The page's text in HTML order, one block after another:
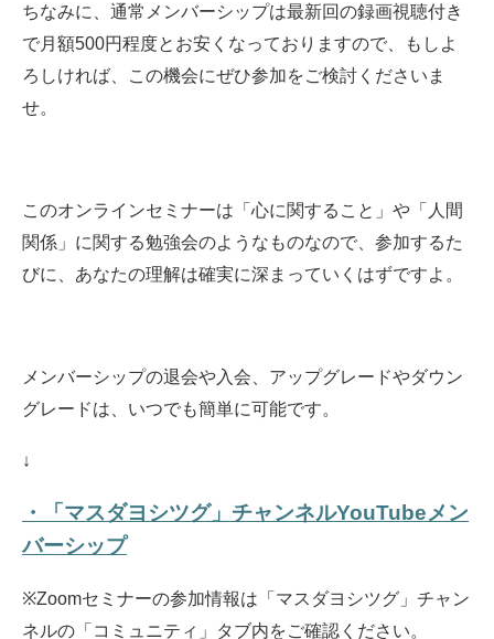
ちなみに、通常メンバーシップは最新回の録画視聴付き
で月額500円程度とお安くなっておりますので、もしよ
ろしければ、この機会にぜひ参加をご検討くださいま
せ。
このオンラインセミナーは「心に関すること」や「人間
関係」に関する勉強会のようなものなので、参加するた
びに、あなたの理解は確実に深まっていくはずですよ。
メンバーシップの退会や入会、アップグレードやダウン
グレードは、いつでも簡単に可能です。
↓
・「マスダヨシツグ」チャンネルYouTubeメン
バーシップ
※Zoomセミナーの参加情報は「マスダヨシツグ」チャン
ネルの「コミュニティ」タブ内をご確認ください。